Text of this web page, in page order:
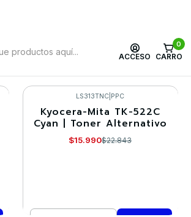
ACCESO
0
CARRO
-30%
LS313TNC PPC
Kyocera-Mita TK-522C
Cyan | Toner Alternativo
$15.990$22.843